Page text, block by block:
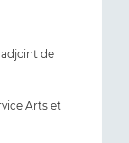
de
Arts et